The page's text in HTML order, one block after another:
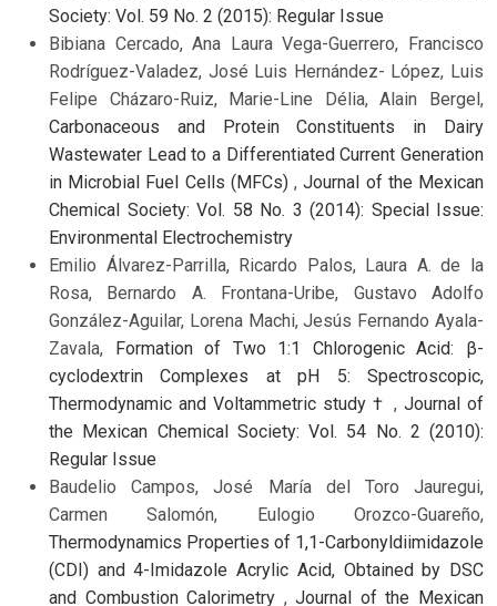
Society: Vol. 59 No. 2 (2015): Regular Issue
Bibiana Cercado, Ana Laura Vega-Guerrero, Francisco
Rodríguez-Valadez, José Luis Hernández- López, Luis
Felipe Cházaro-Ruiz, Marie-Line Délia, Alain Bergel,
Carbonaceous and Protein Constituents in Dairy
Wastewater Lead to a Differentiated Current Generation
in Microbial Fuel Cells (MFCs),Journal of the Mexican
Chemical Society: Vol. 58 No. 3 (2014): Special Issue:
Environmental Electrochemistry
Emilio Álvarez-Parrilla, Ricardo Palos, Laura A. de la
Rosa, Bernardo A. Frontana-Uribe, Gustavo Adolfo
González-Aguilar, Lorena Machi, Jesús Fernando Ayala-
Zavala, Formation of Two 1:1 Chlorogenic Acid: β-
cyclodextrin Complexes at pH 5: Spectroscopic,
Thermodynamic and Voltammetric study †,Journal of
the Mexican Chemical Society: Vol. 54 No. 2 (2010):
Regular Issue
Baudelio Campos, José María del Toro Jauregui,
Carmen Salomón, Eulogio Orozco-Guareño,
Thermodynamics Properties of 1,1-Carbonyldiimidazole
(CDI) and 4-Imidazole Acrylic Acid, Obtained by DSC
and Combustion Calorimetry ,Journal of the Mexican